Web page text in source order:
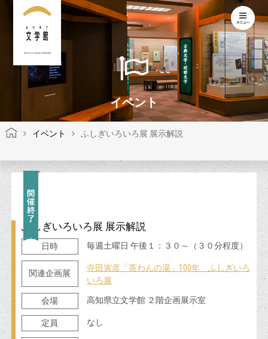
KOCHI LITERARY MUSEUM
イベント
イベント ふしぎいろいろ展 展示解説
ふしぎいろいろ展 展示解説
日時 毎週土曜日 午後１：３０～（３０分程度）
関連企画展
寺田寅彦「茶わんの湯」100年 ふしぎいろ
いろ展
会場 高知県立文学館 ２階企画展示室
定員 なし